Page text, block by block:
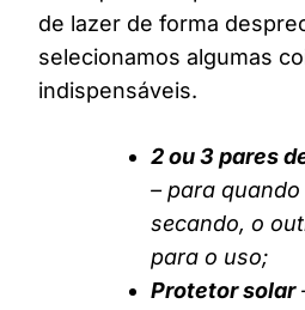
de lazer de forma
selecionamos algumas
indispensáveis.
2 ou 3 pares
– para
secando, o
para o uso;
Protetor solar